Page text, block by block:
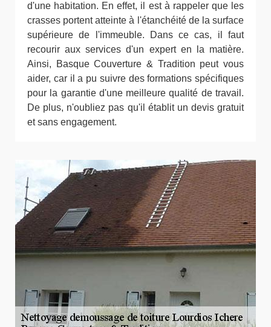
d'une habitation. En effet, il est à rappeler que les
crasses portent atteinte à l'étanchéité de la surface
supérieure de l'immeuble. Dans ce cas, il faut
recourir aux services d'un expert en la matière.
Ainsi, Basque Couverture & Tradition peut vous
aider, car il a pu suivre des formations spécifiques
pour la garantie d'une meilleure qualité de travail.
De plus, n'oubliez pas qu'il établit un devis gratuit
et sans engagement.